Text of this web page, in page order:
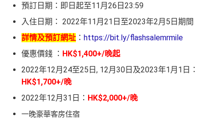
預訂日期：即日起至11月 26 日 23:59
入住日期： 2022年11月 21 日至2023年2月 5 日 期間
詳情及預訂網址 ： https://bit.ly/flashsalemrmile
優惠價錢 ： HK$1,400+/晚起
2022年12月24至25日, 12月30日及2023年1月1日：
HK$1,700+/晚
2022年12月31日： HK$2,000+/晚
一晚豪華客房住宿